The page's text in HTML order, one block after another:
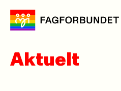
Aktuelt